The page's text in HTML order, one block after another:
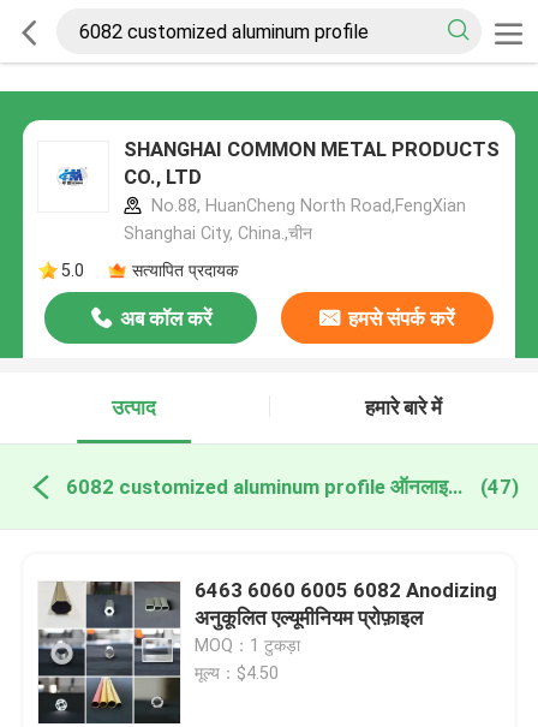
SHANGHAI COMMON METAL PRODUCTS
CO., LTD
No.88, HuanCheng North Road,FengXian
Shanghai City, China.,चीन
5.0
सत्यापित प्रदायक
अब कॉल करें हमसे संपर्क करें
उत्पाद हमारे बारे में
6082 customized aluminum profile ऑनलाइन निर्माण (47)
6463 6060 6005 6082 Anodizing
अनुकूलित एल्यूमीनियम प्रोफ़ाइल
MOQ：1 टुकड़ा
मूल्य：$4.50